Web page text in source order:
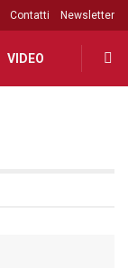
Contatti Newsletter
VIDEO